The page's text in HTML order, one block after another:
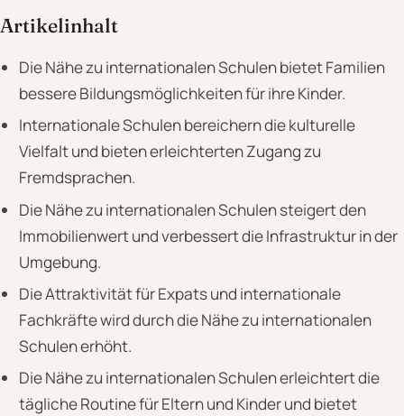
Artikelinhalt
Die Nähe zu internationalen Schulen bietet Familien
bessere Bildungsmöglichkeiten für ihre Kinder.
Internationale Schulen bereichern die kulturelle
Vielfalt und bieten erleichterten Zugang zu
Fremdsprachen.
Die Nähe zu internationalen Schulen steigert den
Immobilienwert und verbessert die Infrastruktur in der
Umgebung.
Die Attraktivität für Expats und internationale
Fachkräfte wird durch die Nähe zu internationalen
Schulen erhöht.
Die Nähe zu internationalen Schulen erleichtert die
tägliche Routine für Eltern und Kinder und bietet